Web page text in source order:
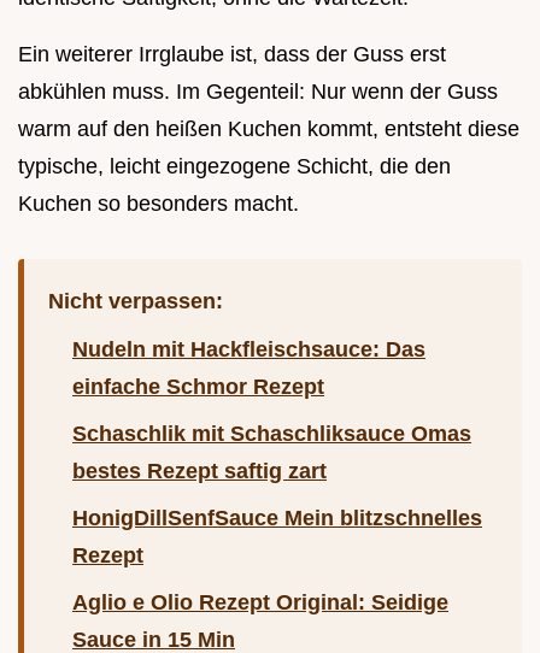
Ein weiterer Irrglaube ist, dass der Guss erst
abkühlen muss. Im Gegenteil: Nur wenn der Guss
warm auf den heißen Kuchen kommt, entsteht diese
typische, leicht eingezogene Schicht, die den
Kuchen so besonders macht.
Nicht verpassen:
Nudeln mit Hackfleischsauce: Das
einfache Schmor Rezept
Schaschlik mit Schaschliksauce Omas
bestes Rezept saftig zart
HonigDillSenfSauce Mein blitzschnelles
Rezept
Aglio e Olio Rezept Original: Seidige
Sauce in 15 Min